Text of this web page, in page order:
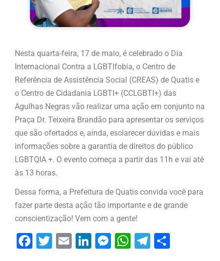
Nesta quarta-feira, 17 de maio, é celebrado o Dia
Internacional Contra a LGBTIfobia, o Centro de
Referência de Assistência Social (CREAS) de Quatis e
o Centro de Cidadania LGBTI+ (CCLGBTI+) das
Agulhas Negras vão realizar uma ação em conjunto na
Praça Dr. Teixeira Brandão para apresentar os serviços
que são ofertados e, ainda, esclarecer dúvidas e mais
informações sobre a garantia de direitos do público
LGBTQIA +. O evento começa a partir das 11h e vai até
às 13 horas.
Dessa forma, a Prefeitura de Quatis convida você para
fazer parte desta ação tão importante e de grande
conscientização! Vem com a gente!
Facebook
Twitter
EmailLinkedIn
Messenger
WhatsApp
Telegram